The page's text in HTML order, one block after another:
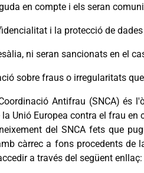
en compte i els seran
i la protecció de
ni seran sancionats en el
sobre fraus o irregularitats
Antifrau (SNCA) és
Unió Europea contra el frau
del SNCA fets que
càrrec a fons procedents
a través del següent enllaç: